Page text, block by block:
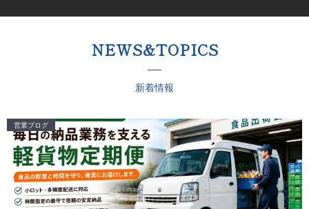
NEWS&TO P I C S
新 着 情 報
営業ブログ